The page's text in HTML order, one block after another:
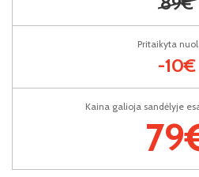
Kaina galioja sandėlyje
Pritaikyta
-10€